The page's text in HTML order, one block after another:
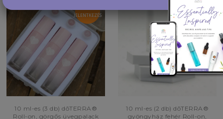
JELENTKEZÉS
10 ml-es (3 db) dōTERRA®
Roll-on, görgős üvegpalack
VÁRÓLISTÁRA
JELENTKEZÉS
10 ml-es (2 db) dōTERRA®
gyöngyház fehér Roll-on,